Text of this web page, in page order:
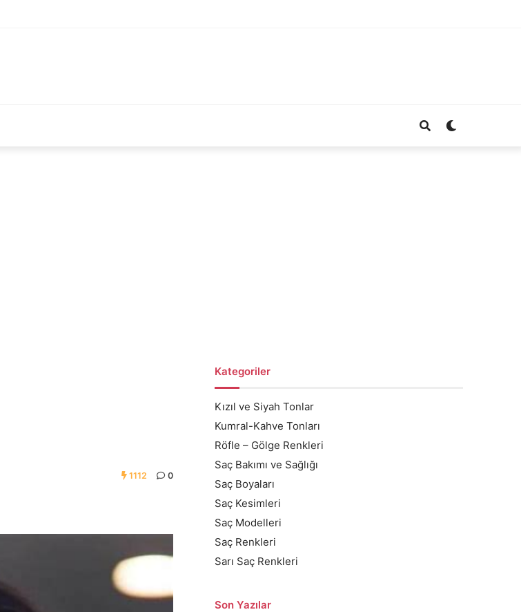
1112 0
Kategoriler
Kızıl ve Siyah Tonlar
Kumral-Kahve Tonları
Röfle – Gölge Renkleri
Saç Bakımı ve Sağlığı
Saç Boyaları
Saç Kesimleri
Saç Modelleri
Saç Renkleri
Sarı Saç Renkleri
Son Yazılar